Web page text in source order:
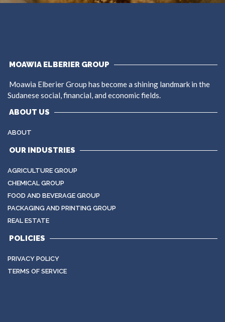
MOAWIA ELBERIER GROUP
Moawia Elberier Group has become a shining landmark in the
Sudanese social, financial, and economic fields.
ABOUT US
ABOUT
OUR INDUSTRIES
AGRICULTURE GROUP
CHEMICAL GROUP
FOOD AND BEVERAGE GROUP
PACKAGING AND PRINTING GROUP
REAL ESTATE
POLICIES
PRIVACY POLICY
TERMS OF SERVICE